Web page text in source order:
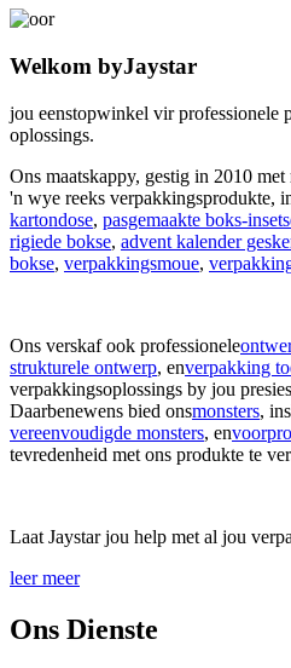
Welkom byJaystar
jou eenstopwinkel vir professionele
oplossings.
Ons maatskappy, gestig in 2010
'n wye reeks verpakkingsprodukte,
kartondose, pasgemaakte boks-
rigiede bokse, advent kalender
bokse, verpakkingsmoue,
Ons verskaf ook professionele
strukturele ontwerp, enverpakking
verpakkingsoplossings by jou
Daarbenewens bied onsmonsters,
vereenvoudigde monsters, en
tevredenheid met ons produkte te
Laat Jaystar jou help met al jou
leer meer
Ons Dienste